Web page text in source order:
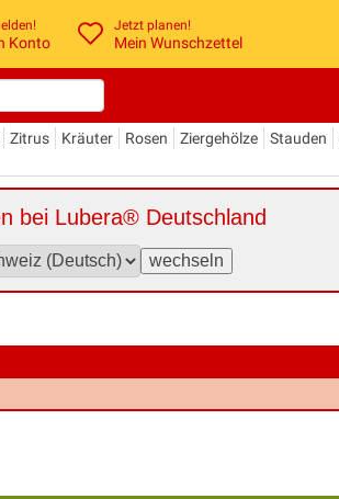
Konto
Jetzt planen!
Mein Wunschzettel
Zitrus Kräuter Rosen Ziergehölze Stauden
bei Lubera® Deutschland